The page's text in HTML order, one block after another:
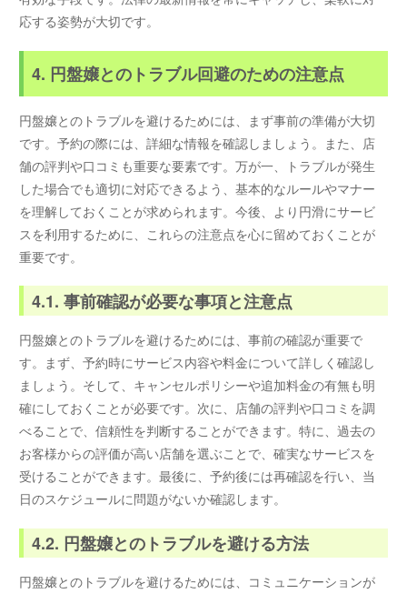
応する姿勢が大切です。
4. 円盤嬢とのトラブル回避のための注意点
円盤嬢とのトラブルを避けるためには、まず事前の準備が大切
です。予約の際には、詳細な情報を確認しましょう。また、店
舗の評判や口コミも重要な要素です。万が一、トラブルが発生
した場合でも適切に対応できるよう、基本的なルールやマナー
を理解しておくことが求められます。今後、より円滑にサービ
スを利用するために、これらの注意点を心に留めておくことが
重要です。
4.1. 事前確認が必要な事項と注意点
円盤嬢とのトラブルを避けるためには、事前の確認が重要で
す。まず、予約時にサービス内容や料金について詳しく確認し
ましょう。そして、キャンセルポリシーや追加料金の有無も明
確にしておくことが必要です。次に、店舗の評判や口コミを調
べることで、信頼性を判断することができます。特に、過去の
お客様からの評価が高い店舗を選ぶことで、確実なサービスを
受けることができます。最後に、予約後には再確認を行い、当
日のスケジュールに問題がないか確認します。
4.2. 円盤嬢とのトラブルを避ける方法
円盤嬢とのトラブルを避けるためには、コミュニケーションが